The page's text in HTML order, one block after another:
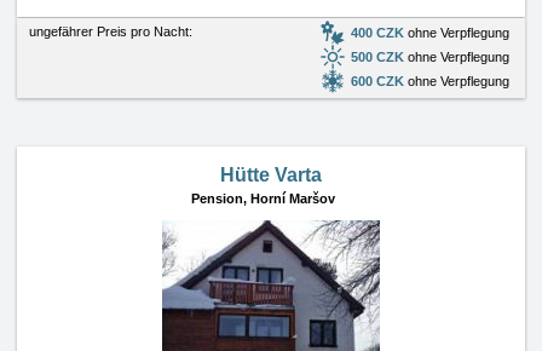
ungefährer Preis pro Nacht: 400 CZK ohne Verpflegung
500 CZK ohne Verpflegung
600 CZK ohne Verpflegung
Hütte Varta
Pension, Horní Maršov